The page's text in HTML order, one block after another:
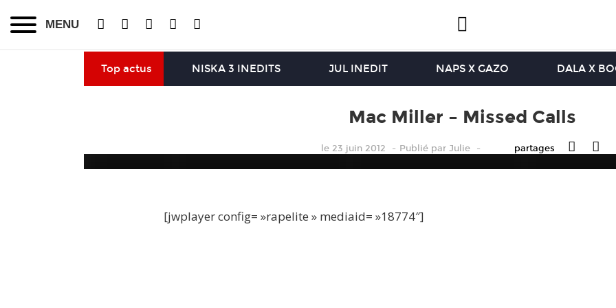
MENU
Top actus NISKA 3 INEDITS JUL INEDIT NAPS X GAZO DALA X
Mac Miller – Missed Calls
le 23 juin 2012 Publié par Julie partages
[jwplayer config= »rapelite » mediaid= »18774″]